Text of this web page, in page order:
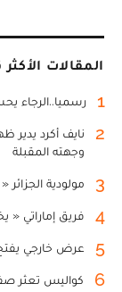
المقالات الأكثر
1 رسميا..الرجاء
2
نايف أكرد يدير
وجهته المقبلة
3 مولودية
4 فريق إماراتي «
5 عرض خارجي يفتح
6 كواليس تعثر